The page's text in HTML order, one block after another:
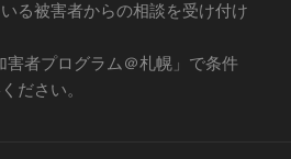
る被害者からの相談を受け付け
害者プログラム＠札幌」で条件
ださい。